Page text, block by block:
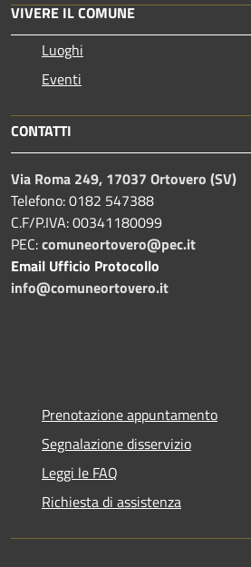
VIVERE IL COMUNE
Luoghi
Eventi
CONTATTI
Via Roma 249, 17037 Ortovero (SV)
Telefono: 0182 547388
C.F/P.IVA: 00341180099
PEC:comuneortovero@pec.it
Email Ufficio Protocollo
info@comuneortovero.it
Prenotazione appuntamento
Segnalazione disservizio
Leggi le FAQ
Richiesta di assistenza